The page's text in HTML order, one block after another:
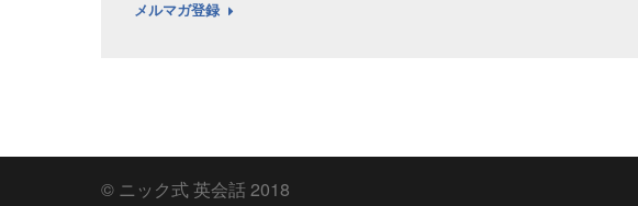
メルマガ登録
© ニック式 英会話 2018